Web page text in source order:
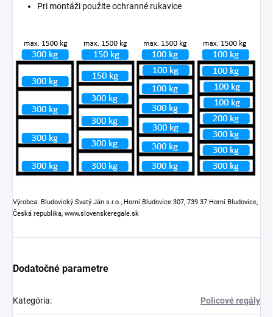
Pri montáži použite ochranné rukavice
Výrobca: Bludovický Svatý Ján s.r.o., Horní Bludovice 307, 739 37 Horní Bludovice,
Česká republika, www.slovenskeregale.sk
Dodatočné parametre
Kategória: Policové regály